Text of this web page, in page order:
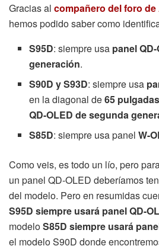
Gracias al compañero del foro
hemos podido saber como
S95D: siempre usa panel
generación.
S90D y S93D: siempre usa
en la diagonal de65
QD-OLED de segunda
S85D: siempre usa panelW-
Como veis, es todo un lío, pero
un panel QD-OLED deberíamos
del modelo. Pero en resumidas
S95D siempre usará panel QD-
modeloS85D siempre usará
el modelo S90D donde